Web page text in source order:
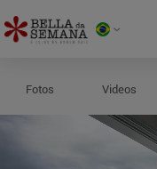
Fotos Videos